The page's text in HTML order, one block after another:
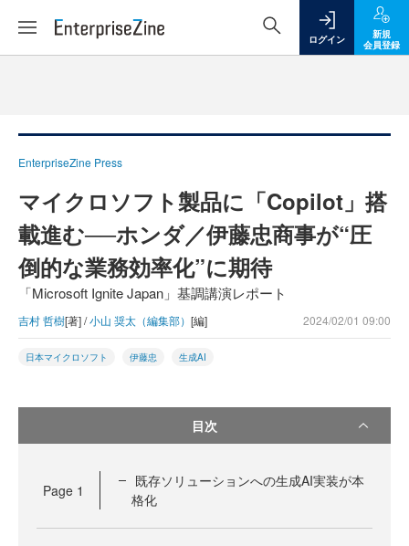
ログイン
新規
会員登録
EnterpriseZine Press
マイクロソフト製品に「Copilot」搭
載進む──ホンダ／伊藤忠商事が“圧
倒的な業務効率化”に期待
「Microsoft Ignite Japan」基調講演レポート
吉村 哲樹[著] /小山 奨太（編集部） [編] 2024/02/01 09:00
日本マイクロソフト 伊藤忠 生成AI
目次
Page 1
既存ソリューションへの生成AI実装が本
格化